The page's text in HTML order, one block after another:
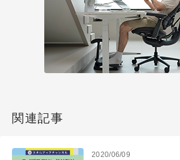
関連記事
2020/06/09